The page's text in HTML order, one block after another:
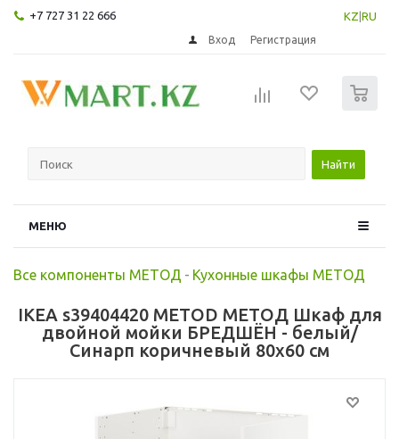
+7 727 31 22 666 KZ RU
Вход Регистрация
Найти
МЕНЮ
Все компоненты МЕТОД - Кухонные шкафы МЕТОД
IKEA s39404420 METOD МЕТОД Шкаф для
двойной мойки БРЕДШЁН - белый/
Синарп коричневый 80x60 см